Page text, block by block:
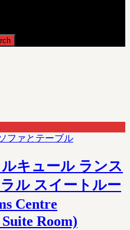
キュール ランス
ル スイートルー
Centre
Room)